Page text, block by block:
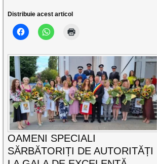
Distribuie acest articol
OAMENI SPECIALI
SĂRBĂTORIȚI DE AUTORITĂȚI